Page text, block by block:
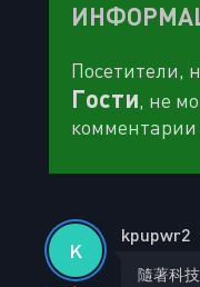
Посетители,
Гости, не
K
kpupwr2
隨著科